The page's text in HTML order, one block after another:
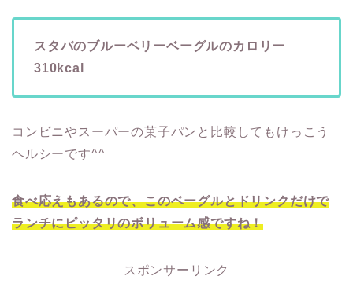
スタバのブルーベリーベーグルのカロリー
310kcal
コンビニやスーパーの菓子パンと比較してもけっこう
ヘルシーです^^
食べ応えもあるので、このベーグルとドリンクだけで
ランチにピッタリのボリューム感ですね！
スポンサーリンク